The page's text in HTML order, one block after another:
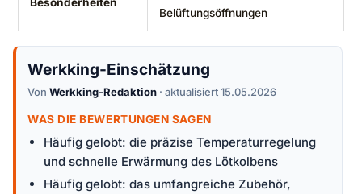
Belüftungsöffnungen
Werkking-Einschätzung
Von Werkking-Redaktion · aktualisiert 15.05.2026
WAS DIE BEWERTUNGEN SAGEN
Häufig gelobt: die präzise Temperaturregelung
und schnelle Erwärmung des Lötkolbens
Häufig gelobt: das umfangreiche Zubehör,